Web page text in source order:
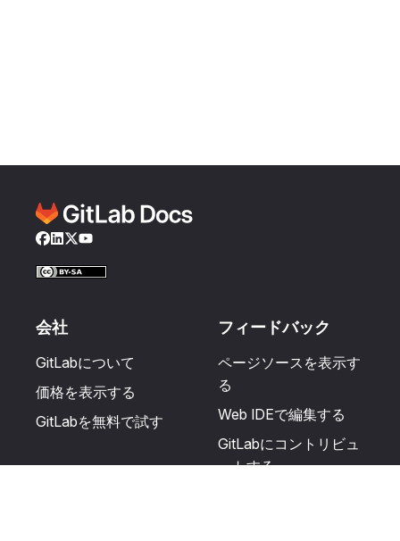
Facebook
LinkedIn
Twitter
YouTube
会社
GitLabについて
価格を表示する
GitLabを無料で試す
フィードバック
ページソースを表示す
る
Web IDEで編集する
GitLabにコントリビュ
ートする